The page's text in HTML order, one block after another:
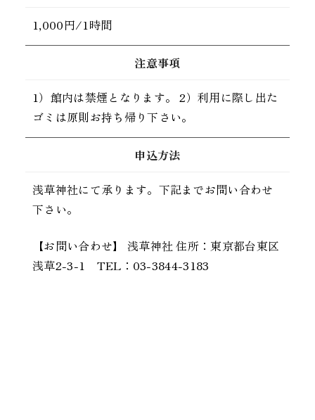
1,000円/1時間
注意事項
1）館内は禁煙となります。 2）利用に際し出た
ゴミは原則お持ち帰り下さい。
申込方法
浅草神社にて承ります。下記までお問い合わせ
下さい。
【お問い合わせ】 浅草神社 住所：東京都台東区
浅草2-3-1 TEL：03-3844-3183